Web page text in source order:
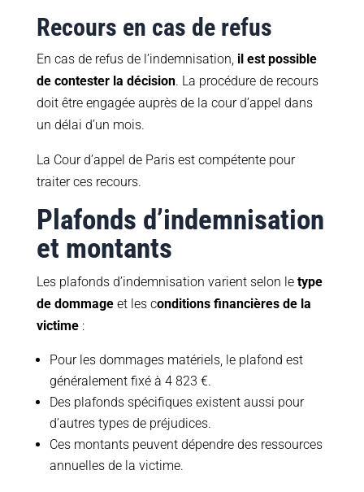
Recours en cas de refus
En cas de refus de l’indemnisation, il est possible
de contester la décision. La procédure de recours
doit être engagée auprès de la cour d’appel dans
un délai d’un mois.
La Cour d’appel de Paris est compétente pour
traiter ces recours.
Plafonds d’indemnisation
et montants
Les plafonds d’indemnisation varient selon le type
de dommageet les conditions financières de la
victime:
Pour les dommages matériels, le plafond est
généralement fixé à 4 823 €.
Des plafonds spécifiques existent aussi pour
d’autres types de préjudices.
Ces montants peuvent dépendre des ressources
annuelles de la victime.